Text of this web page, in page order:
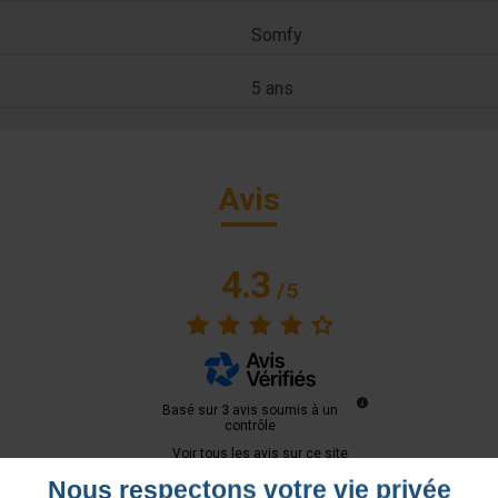
Somfy
5 ans
Avis
4.3/5
Basé sur 3 avis soumis à un
contrôle
Voir tous les avis sur ce site
Nous respectons votre vie privée